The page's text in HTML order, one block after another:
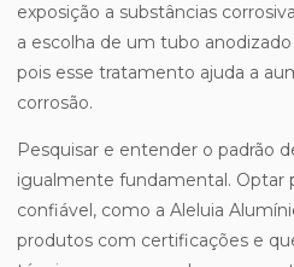
exposição a substâncias
a escolha de um tubo
pois esse tratamento ajuda a
corrosão.
Pesquisar e entender o padrão
igualmente fundamental. Optar
confiável, como a Aleluia
produtos com certificações e